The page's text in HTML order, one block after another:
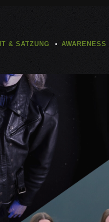
& SATZUNG AWARENESS